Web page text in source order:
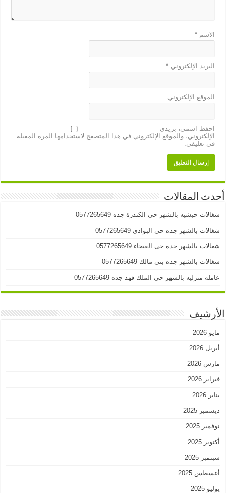
الاسم*
البريد الإلكتروني*
الموقع الإلكتروني
احفظ اسمي، بريدي
الإلكتروني، والموقع الإلكتروني في هذا المتصفح لاستخدامها المرة المقبلة
في تعليقي.
أحدث المقالات
شغالات حبشيه بالشهر حى الكندرة جده 0577265649
شغالات بالشهر جده حى البوادى 0577265649
شغالات بالشهر جده حى الفيحاء 0577265649
شغالات بالشهر جده بني مالك 0577265649
عامله منزليه بالشهر حى الملك فهد جده 0577265649
الأرشيف
مايو 2026
أبريل 2026
مارس 2026
فبراير 2026
يناير 2026
ديسمبر 2025
نوفمبر 2025
أكتوبر 2025
سبتمبر 2025
أغسطس 2025
يوليو 2025